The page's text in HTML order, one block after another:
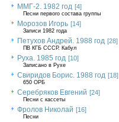
ММГ-2. 1982 год [4]
Песни первого состава группы
Морозов Игорь [14]
Записи 1982 года
Петухов Андрей. 1988 год [28]
ПВ КГБ СССР. Кабул
Руха. 1985 год [10]
Записано в Рухе
Свиридов Борис. 1988 год [18]
650 ОРБ
Серебряков Евгений [24]
Песни с кассеты
Фролов Николай [16]
Песни